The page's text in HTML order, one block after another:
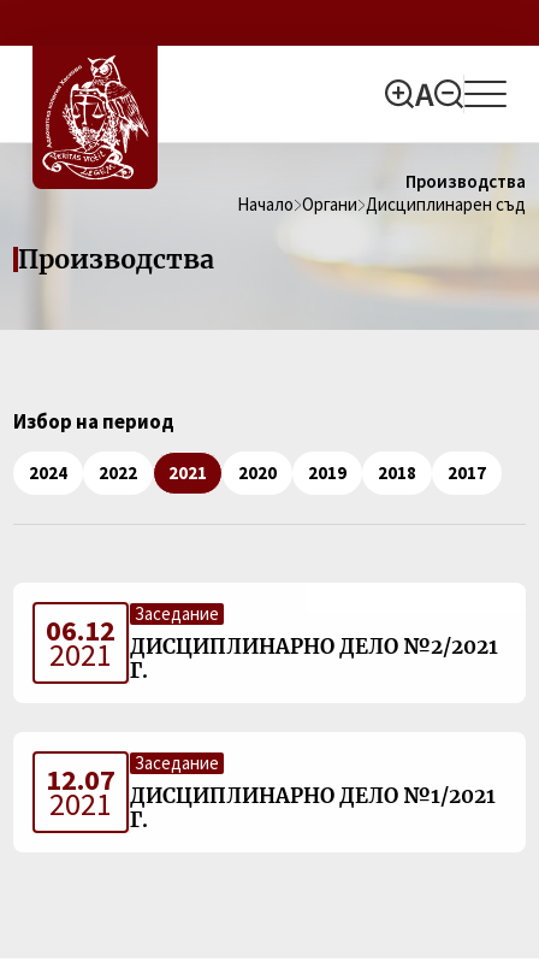
Производства
Начало Органи Дисциплинарен съд
Производства
Избор на период
2024 2022 2021 2020 2019 2018 2017
06.12
2021
Заседание
ДИСЦИПЛИНАРНО ДЕЛО №2/2021
Г.
12.07
2021
Заседание
ДИСЦИПЛИНАРНО ДЕЛО №1/2021
Г.